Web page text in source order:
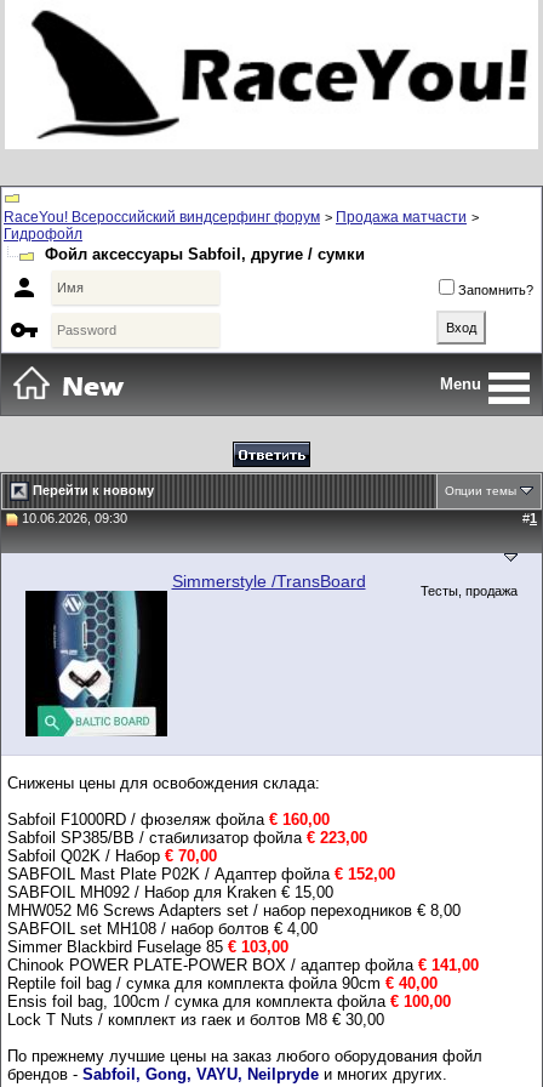
RaceYou! Всероссийский виндсерфинг форум > Продажа матчасти >
Гидрофойл
Фойл аксессуары Sabfoil, другие / сумки
 Запомнить?

Menu
Перейти к новому Опции темы
10.06.2026, 09:30 #1
Simmerstyle /TransBoard Тесты, продажа
Снижены цены для освобождения склада:
Sabfoil F1000RD / фюзеляж фойла € 160,00
Sabfoil SP385/BB / стабилизатор фойла € 223,00
Sabfoil Q02K / Набор € 70,00
SABFOIL Mast Plate P02K / Адаптер фойла € 152,00
SABFOIL MH092 / Набор для Kraken € 15,00
MHW052 M6 Screws Adapters set / набор переходников € 8,00
SABFOIL set MH108 / набор болтов € 4,00
Simmer Blackbird Fuselage 85 € 103,00
Chinook POWER PLATE-POWER BOX / адаптер фойла € 141,00
Reptile foil bag / сумка для комплекта фойла 90cm € 40,00
Ensis foil bag, 100cm / сумка для комплекта фойла € 100,00
Lock T Nuts / комплект из гаек и болтов М8 € 30,00
По прежнему лучшие цены на заказ любого оборудования фойл
брендов - Sabfoil, Gong, VAYU, Neilpryde и многих других.